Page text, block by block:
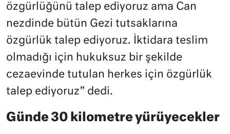
özgürlüğünü talep ediyoruz ama Can
nezdinde bütün Gezi tutsaklarına
özgürlük talep ediyoruz. İktidara teslim
olmadığı için hukuksuz bir şekilde
cezaevinde tutulan herkes için özgürlük
talep ediyoruz” dedi.
Günde 30 kilometre yürüyecekler